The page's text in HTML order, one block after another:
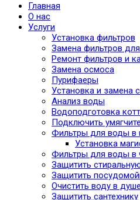
Главная
О нас
Услуги
Установка фильтров
Замена фильтров
Ремонт фильтров и
Замена осмоса
Пурифаеры
Установка и замена
Анализ воды
Водоподготовка
Подключить
Фильтры для воды в
Установка
Фильтры для воды в
Защитить
Защитить
Очистить воду в душе
Защитить сантехнику